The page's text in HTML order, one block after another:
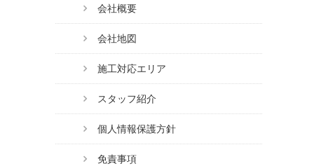
会社概要
会社地図
施工対応エリア
スタッフ紹介
個人情報保護方針
免責事項